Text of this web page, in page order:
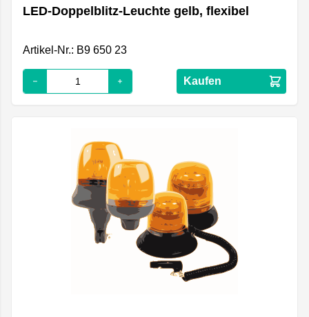
LED-Doppelblitz-Leuchte gelb, flexibel
Artikel-Nr.: B9 650 23
Kaufen